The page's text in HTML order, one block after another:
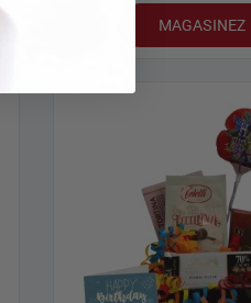
MAGASINEZ